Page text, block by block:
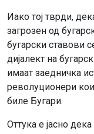
Иако тој тврди,
загрозен од
бугарски ставови
дијалект на
имаат заедничка
револуционери
биле Бугари.
Оттука е јасно